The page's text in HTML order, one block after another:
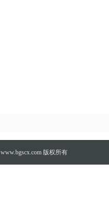
www.bgscx.com 版权所有